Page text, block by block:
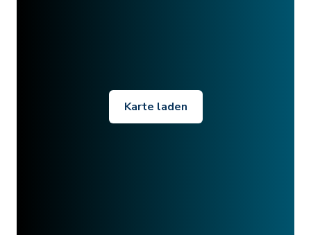
Karte laden